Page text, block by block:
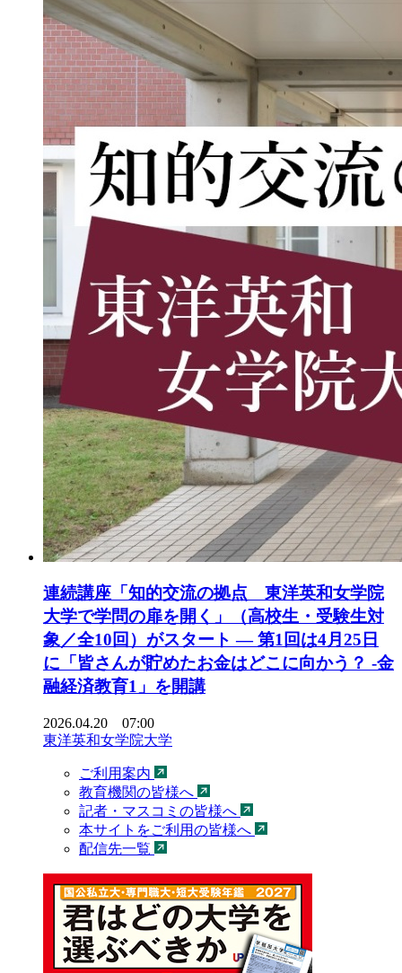
連続講座「知的交流の拠点 東洋英和女学院
大学で学問の扉を開く」（高校生・受験生対
象／全10回）がスタート ― 第1回は4月25日
に「皆さんが貯めたお金はどこに向かう？ -金
融経済教育1」を開講
2026.04.20 07:00
東洋英和女学院大学
ご利用案内
教育機関の皆様へ
記者・マスコミの皆様へ
本サイトをご利用の皆様へ
配信先一覧